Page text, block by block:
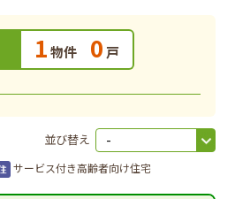
1物件 0 戸
並び替え
サービス付き高齢者向け住宅